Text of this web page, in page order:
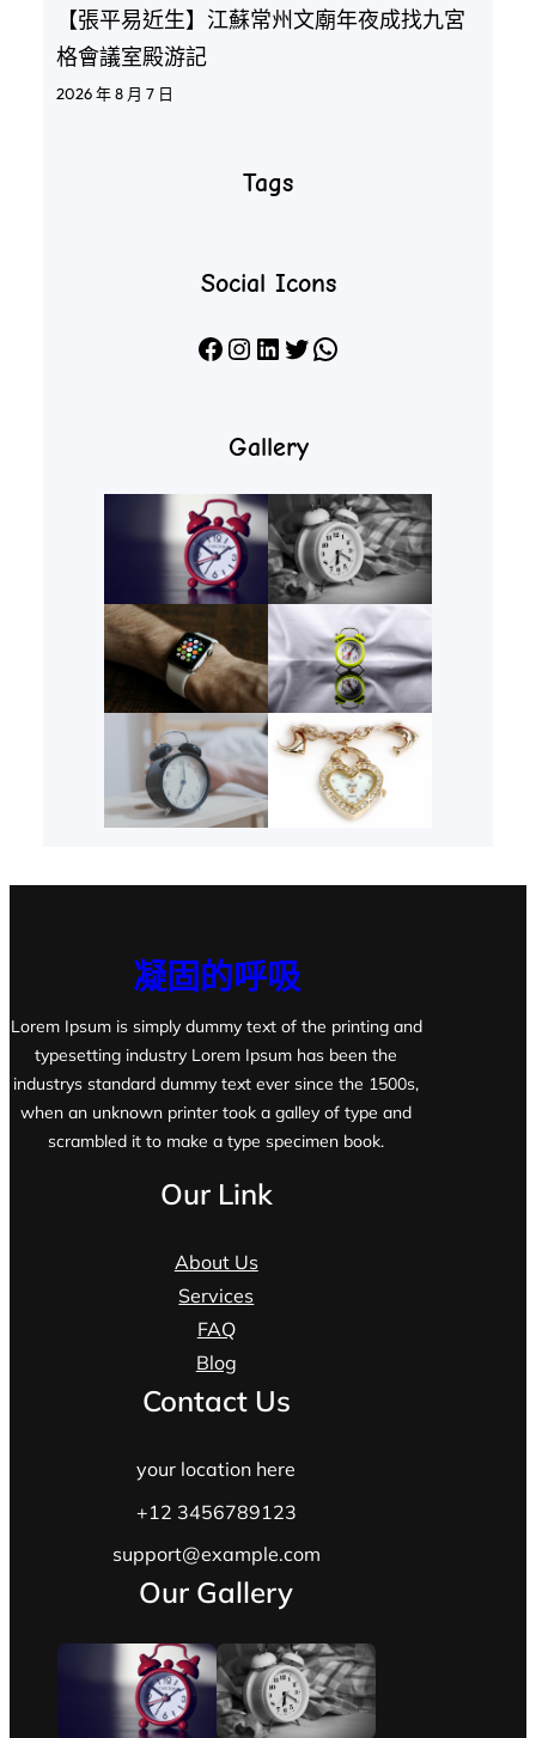
【張平易近生】江蘇常州文廟年夜成找九宮
格會議室殿游記
2026 年 8 月 7 日
Tags
Social Icons
Facebook Instagram LinkedIn X WhatsApp
Gallery
凝固的呼吸
Lorem Ipsum is simply dummy text of the printing and
typesetting industry Lorem Ipsum has been the
industrys standard dummy text ever since the 1500s,
when an unknown printer took a galley of type and
scrambled it to make a type specimen book.
Our Link
About Us
Services
FAQ
Blog
Contact Us
your location here
+12 3456789123
support@example.com
Our Gallery